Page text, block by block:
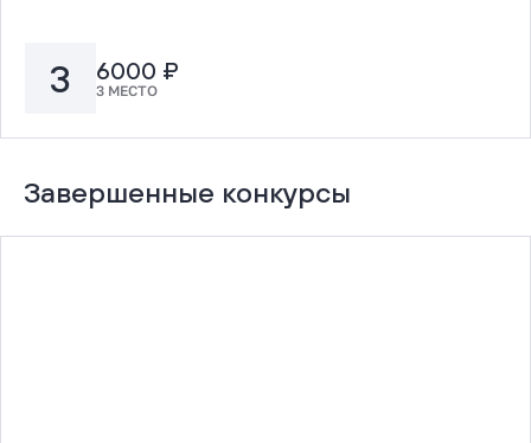
3 6000 ₽
3 МЕСТО
Завершенные конкурсы